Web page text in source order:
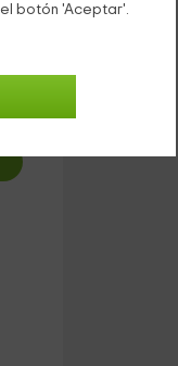
botón 'Aceptar'.